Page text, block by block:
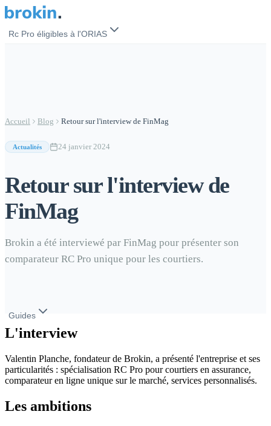
Rc Pro éligibles à l'ORIAS
Mandataire (MIA)
60,99€/mois
Courtier en crédit (IOBSP)
Guides
GUIDES MÉTIERS
courtier en banque
Devenir CIF
ASSOCIATIONS
Association courtier assurance
Accueil Blog Retour sur l'interview de FinMag
Actualités 24 janvier 2024
Retour sur l'interview de
FinMag
Brokin a été interviewé par FinMag pour présenter son
comparateur RC Pro unique pour les courtiers.
L'interview
Valentin Planche, fondateur de Brokin, a présenté l'entreprise et ses
particularités : spécialisation RC Pro pour courtiers en assurance,
comparateur en ligne unique sur le marché, services personnalisés.
Les ambitions